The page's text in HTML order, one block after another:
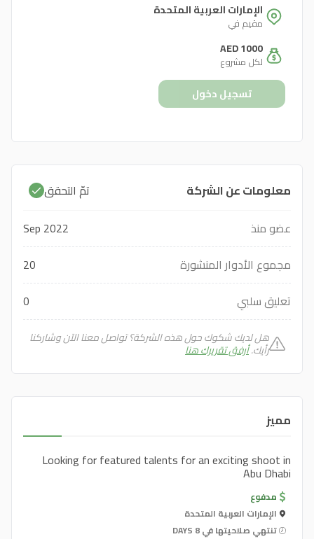
الإمارات العربية المتحدة
مقيم في
AED 1000
لكل مشروع
تسجيل دخول
معلومات عن الشركة
تمّ التحقق
عضو منذ
Sep 2022
مجموع الأدوار المنشورة
20
تعليق سلبي
0
هل لديك شكوك حول هذه الشركة؟ تواصل معنا الآن وشاركنا
رأيك.أرفق تقريرك هنا
مميز
Looking for featured talents for an exciting shoot in
Abu Dhabi
مدفوع
الإمارات العربية المتحدة
تنتهي صلاحيتها في 8 DAYS